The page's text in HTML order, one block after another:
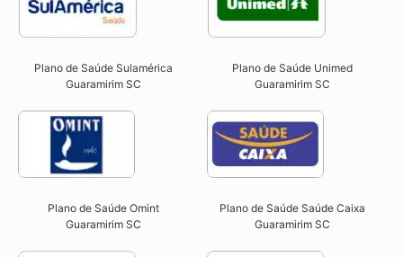
Plano de Saúde Sulamérica
Guaramirim SC
Plano de Saúde Unimed
Guaramirim SC
Plano de Saúde Omint
Guaramirim SC​
Plano de Saúde Saúde Caixa
Guaramirim SC​